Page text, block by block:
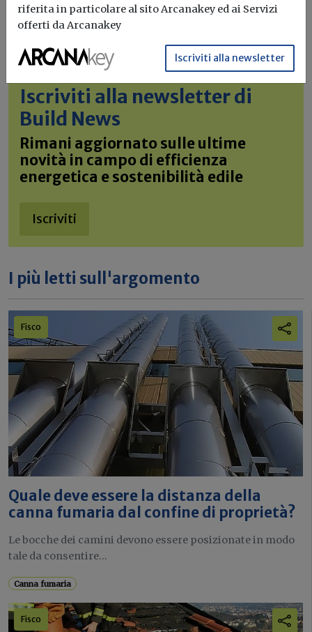
Iscriviti alla newsletter di
Build News
Rimani aggiornato sulle ultime
novità in campo di efficienza
energetica e sostenibilità edile
Iscriviti
I più letti sull'argomento
Fisco
Quale deve essere la distanza della
canna fumaria dal confine di proprietà?
Le bocche dei camini devono essere posizionate in modo
tale da consentire...
Canna fumaria
Fisco
riferita in particolare al sito Arcanakey ed ai Servizi
offerti da Arcanakey
Iscriviti alla newsletter